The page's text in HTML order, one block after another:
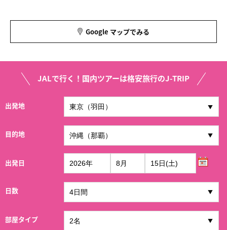
Google マップでみる
JALで行く！国内ツアーは格安旅行のJ-TRIP
出発地
目的地
出発日
日数
部屋タイプ